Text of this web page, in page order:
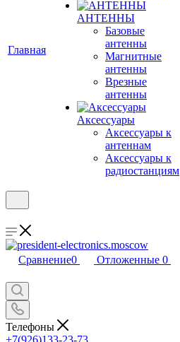
Главная
АНТЕННЫ
Базовые
антенны
Магнитные
антенны
Врезные
антенны
Аксессуары
Аксессуары к
антеннам
Аксессуары к
радиостанциям
Сравнение0 Отложенные 0
Телефоны
+7(926)133-23-73